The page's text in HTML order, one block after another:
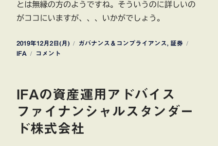
とは無縁の方のようですね。そういうのに詳しいの
がココにいますが、、、いかがでしょう。
投
稿
2019年12月2日(月)
カ
ガバナンス＆コンプライアンス, 証券
IFA
独
融
ド
バ
イ
コメント
IFAの資産運用アドバイス
ファイナンシャルスタンダー
ド株式会社